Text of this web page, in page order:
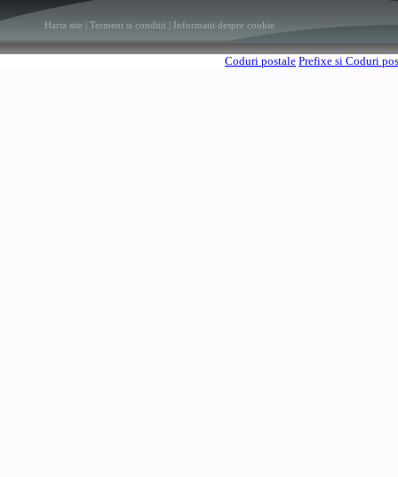
Harta site Termeni si conditii Informatii despre cookie
Coduri postale Prefixe si Coduri